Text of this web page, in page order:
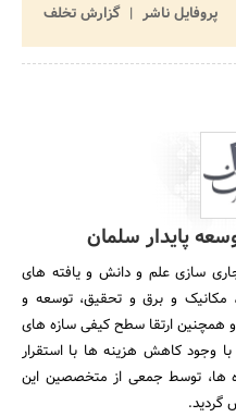
پروفایل ناشر گزارش تخلف
پایدار سلمان
سازی علم و دانش و یافته های
و برق و تحقیق، توسعه و
همچنین ارتقا سطح کیفی سازه های
وجود کاهش هزینه ها با استقرار
ها، توسط جمعی از متخصصین این
گردید.